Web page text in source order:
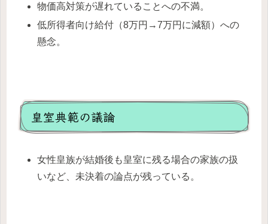
物価高対策が遅れていることへの不満。
低所得者向け給付（8万円→7万円に減額）への
懸念。
皇室典範の議論
女性皇族が結婚後も皇室に残る場合の家族の扱
いなど、未決着の論点が残っている。